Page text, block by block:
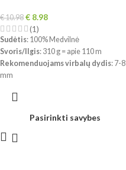
€10.98 € 8.98
(1)
Sudėtis: 100% Medvilnė
Svoris/Ilgis: 310 g = apie 110 m
Rekomenduojams virbalų dydis: 7-8
mm
10 mm
telefonų ekranų parametrų bei
dažymo partijos, spalvos realybėje
Pasirinkti savybes